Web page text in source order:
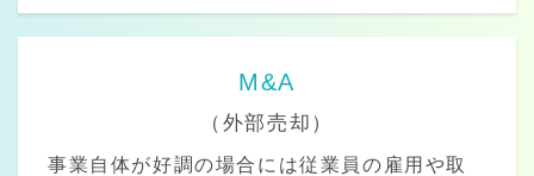
M&A
（外部売却）
事業自体が好調の場合には従業員の雇用や取